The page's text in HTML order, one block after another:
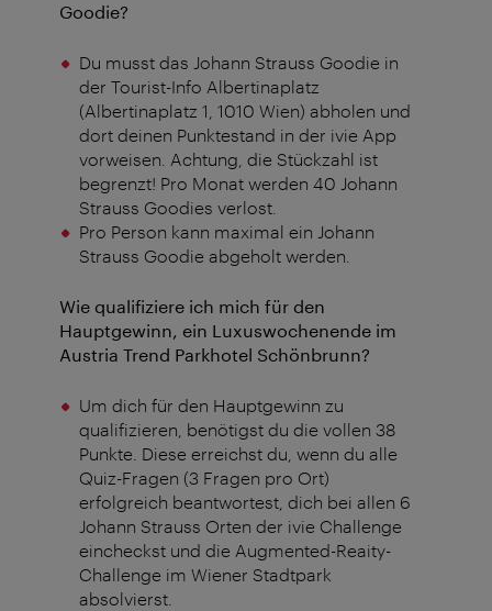
Goodie?
Du musst das Johann Strauss Goodie in
der Tourist-Info Albertinaplatz
(Albertinaplatz 1, 1010 Wien) abholen und
dort deinen Punktestand in der ivie App
vorweisen. Achtung, die Stückzahl ist
begrenzt! Pro Monat werden 40 Johann
Strauss Goodies verlost.
Pro Person kann maximal ein Johann
Strauss Goodie abgeholt werden.
Wie qualifiziere ich mich für den
Hauptgewinn, ein Luxuswochenende im
Austria Trend Parkhotel Schönbrunn?
Um dich für den Hauptgewinn zu
qualifizieren, benötigst du die vollen 38
Punkte. Diese erreichst du, wenn du alle
Quiz-Fragen (3 Fragen pro Ort)
erfolgreich beantwortest, dich bei allen 6
Johann Strauss Orten der ivie Challenge
eincheckst und die Augmented-Reaity-
Challenge im Wiener Stadtpark
absolvierst.